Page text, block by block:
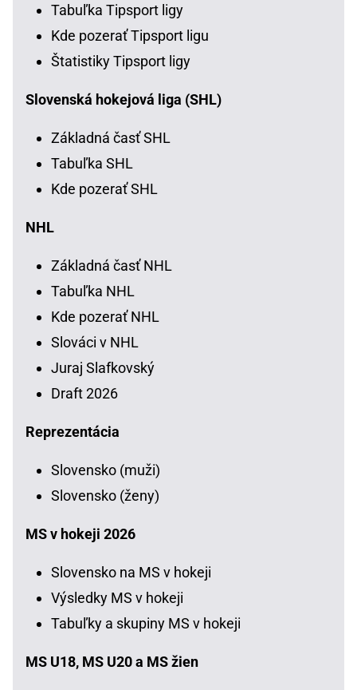
Tabuľka Tipsport ligy
Kde pozerať Tipsport ligu
Štatistiky Tipsport ligy
Slovenská hokejová liga (SHL)
Základná časť SHL
Tabuľka SHL
Kde pozerať SHL
NHL
Základná časť NHL
Tabuľka NHL
Kde pozerať NHL
Slováci v NHL
Juraj Slafkovský
Draft 2026
Reprezentácia
Slovensko (muži)
Slovensko (ženy)
MS v hokeji 2026
Slovensko na MS v hokeji
Výsledky MS v hokeji
Tabuľky a skupiny MS v hokeji
MS U18, MS U20 a MS žien